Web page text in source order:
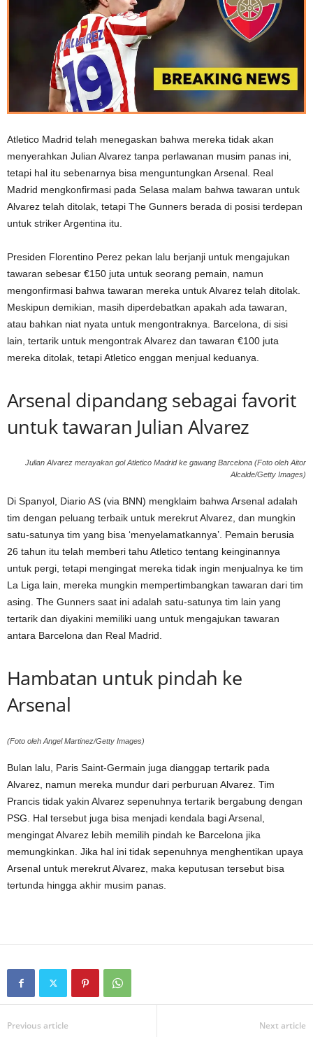
Atletico Madrid telah menegaskan bahwa mereka tidak akan
menyerahkan Julian Alvarez tanpa perlawanan musim panas ini,
tetapi hal itu sebenarnya bisa menguntungkan Arsenal. Real
Madrid mengkonfirmasi pada Selasa malam bahwa tawaran untuk
Alvarez telah ditolak, tetapi The Gunners berada di posisi terdepan
untuk striker Argentina itu.
Presiden Florentino Perez pekan lalu berjanji untuk mengajukan
tawaran sebesar €150 juta untuk seorang pemain, namun
mengonfirmasi bahwa tawaran mereka untuk Alvarez telah ditolak.
Meskipun demikian, masih diperdebatkan apakah ada tawaran,
atau bahkan niat nyata untuk mengontraknya. Barcelona, ​​​​di sisi
lain, tertarik untuk mengontrak Alvarez dan tawaran €100 juta
mereka ditolak, tetapi Atletico enggan menjual keduanya.
Arsenal dipandang sebagai favorit
untuk tawaran Julian Alvarez
Julian Alvarez merayakan gol Atletico Madrid ke gawang Barcelona (Foto oleh Aitor
Alcalde/Getty Images)
Di Spanyol, Diario AS (via BNN) mengklaim bahwa Arsenal adalah
tim dengan peluang terbaik untuk merekrut Alvarez, dan mungkin
satu-satunya tim yang bisa ‘menyelamatkannya’. Pemain berusia
26 tahun itu telah memberi tahu Atletico tentang keinginannya
untuk pergi, tetapi mengingat mereka tidak ingin menjualnya ke tim
La Liga lain, mereka mungkin mempertimbangkan tawaran dari tim
asing. The Gunners saat ini adalah satu-satunya tim lain yang
tertarik dan diyakini memiliki uang untuk mengajukan tawaran
antara Barcelona dan Real Madrid.
Hambatan untuk pindah ke
Arsenal
(Foto oleh Angel Martinez/Getty Images)
Bulan lalu, Paris Saint-Germain juga dianggap tertarik pada
Alvarez, namun mereka mundur dari perburuan Alvarez. Tim
Prancis tidak yakin Alvarez sepenuhnya tertarik bergabung dengan
PSG. Hal tersebut juga bisa menjadi kendala bagi Arsenal,
mengingat Alvarez lebih memilih pindah ke Barcelona jika
memungkinkan. Jika hal ini tidak sepenuhnya menghentikan upaya
Arsenal untuk merekrut Alvarez, maka keputusan tersebut bisa
tertunda hingga akhir musim panas.
Previous article Next article